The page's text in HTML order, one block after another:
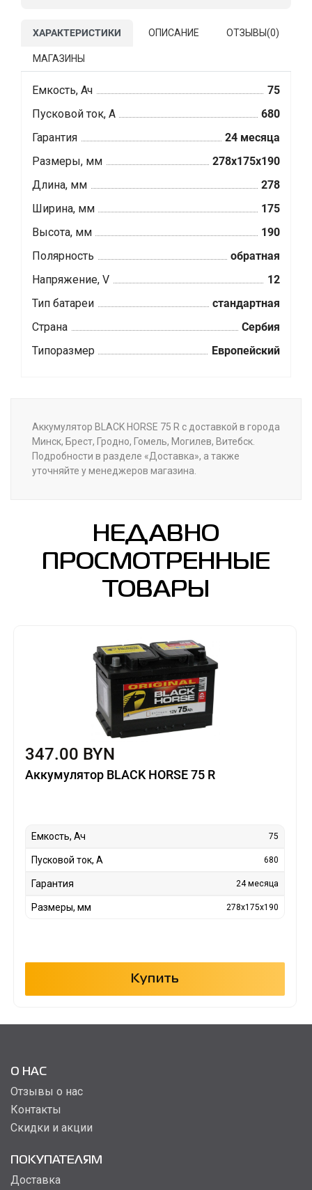
ХАРАКТЕРИСТИКИ ОПИСАНИЕ ОТЗЫВЫ(0)
МАГАЗИНЫ
Емкость, Ач
75
Пусковой ток, А
680
Гарантия
24 месяца
Размеры, мм
278x175x190
Длина, мм
278
Ширина, мм
175
Высота, мм
190
Полярность
обратная
Напряжение, V
12
Тип батареи
стандартная
Страна
Сербия
Типоразмер
Европейский
Аккумулятор BLACK HORSE 75 R с доставкой в города
Минск, Брест, Гродно, Гомель, Могилев, Витебск.
Подробности в разделе «Доставка», а также
уточняйте у менеджеров магазина.
НЕДАВНО
ПРОСМОТРЕННЫЕ
ТОВАРЫ
347.00 BYN
Аккумулятор BLACK HORSE 75 R
Емкость, Ач 75
Пусковой ток, А 680
Гарантия 24 месяца
Размеры, мм 278x175x190
Купить
О НАС
Отзывы о нас
Контакты
Скидки и акции
ПОКУПАТЕЛЯМ
Доставка